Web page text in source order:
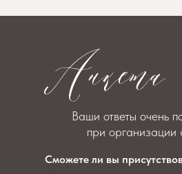
Ваши ответы очень
при организации
Сможете ли вы